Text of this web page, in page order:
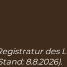
des
8.8.2026).